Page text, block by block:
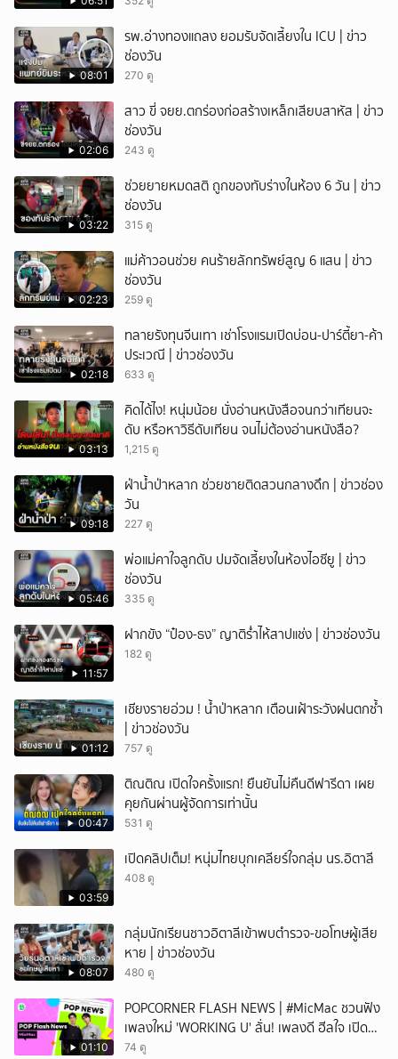
08:01
รพ.อ่างทองแถลง ยอมรับจัดเลี้ยงใน ICU | ข่าว
ช่องวัน
270 ดู
02:06
สาว ขี่ จยย.ตกร่องก่อสร้างเหล็กเสียบสาหัส | ข่าว
ช่องวัน
243 ดู
03:22
ช่วยยายหมดสติ ถูกของทับร่างในห้อง 6 วัน | ข่าว
ช่องวัน
315 ดู
02:23
แม่ค้าวอนช่วย คนร้ายลักทรัพย์สูญ 6 แสน | ข่าว
ช่องวัน
259 ดู
02:18
ทลายรังทุนจีนเทา เช่าโรงแรมเปิดบ่อน-ปาร์ตี้ยา-ค้า
ประเวณี | ข่าวช่องวัน
633 ดู
03:13
คิดได้ไง! หนุ่มน้อย นั่งอ่านหนังสือจนกว่าเทียนจะ
ดับ หรือหาวิธีดับเทียน จนไม่ต้องอ่านหนังสือ?
1,215 ดู
09:18
ฝ่าน้ำป่าหลาก ช่วยชายติดสวนกลางดึก | ข่าวช่อง
วัน
227 ดู
05:46
พ่อแม่คาใจลูกดับ ปมจัดเลี้ยงในห้องไอซียู | ข่าว
ช่องวัน
335 ดู
11:57
ฝากขัง “ป๋อง-ธง” ญาติร่ำไห้สาปแช่ง | ข่าวช่องวัน
182 ดู
01:12
เชียงรายอ่วม ! น้ำป่าหลาก เตือนเฝ้าระวังฝนตกซ้ำ
| ข่าวช่องวัน
757 ดู
00:47
ติณติณ เปิดใจครั้งแรก! ยืนยันไม่คืนดีฟารีดา เผย
คุยกันผ่านผู้จัดการเท่านั้น
531 ดู
03:59
เปิดคลิปเต็ม! หนุ่มไทยบุกเคลียร์ใจกลุ่ม นร.อิตาลี
408 ดู
08:07
กลุ่มนักเรียนชาวอิตาลีเข้าพบตำรวจ-ขอโทษผู้เสีย
หาย | ข่าวช่องวัน
480 ดู
01:10
POPCORNER FLASH NEWS | #MicMac ชวนฟัง
เพลงใหม่ 'WORKING U' ลั่น! เพลงดี ฮีลใจ เปิด
ฟังได้ทุกสถานการณ์
74 ดู